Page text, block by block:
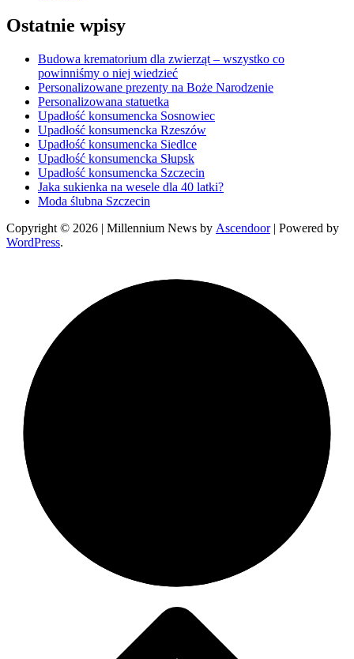
Ostatnie wpisy
Budowa krematorium dla zwierząt – wszystko co
powinniśmy o niej wiedzieć
Personalizowane prezenty na Boże Narodzenie
Personalizowana statuetka
Upadłość konsumencka Sosnowiec
Upadłość konsumencka Rzeszów
Upadłość konsumencka Siedlce
Upadłość konsumencka Słupsk
Upadłość konsumencka Szczecin
Jaka sukienka na wesele dla 40 latki?
Moda ślubna Szczecin
Copyright © 2026 | Millennium News by Ascendoor| Powered by
WordPress.